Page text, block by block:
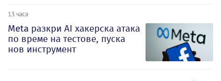
13 часа
Meta разкри AI хакерска атака
по време на тестове, пуска
нов инструмент